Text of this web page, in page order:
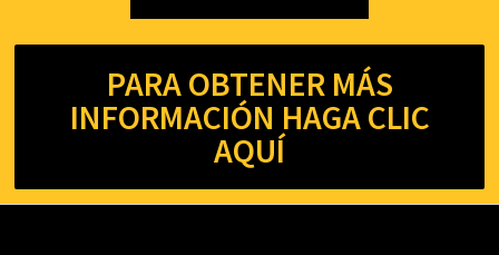
PARA OBTENER MÁS
INFORMACIÓN HAGA CLIC
AQUÍ